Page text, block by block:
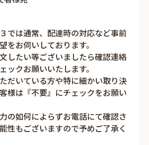
では通常、配達時の対応など事前
をお伺いしております。
したい等ございましたら確認連絡
ックお願いいたします。
だいている方や特に細かい取り決
様は『不要』にチェックをお願い
の如何によらずお電話にて確認さ
性もございますので予めご了承く